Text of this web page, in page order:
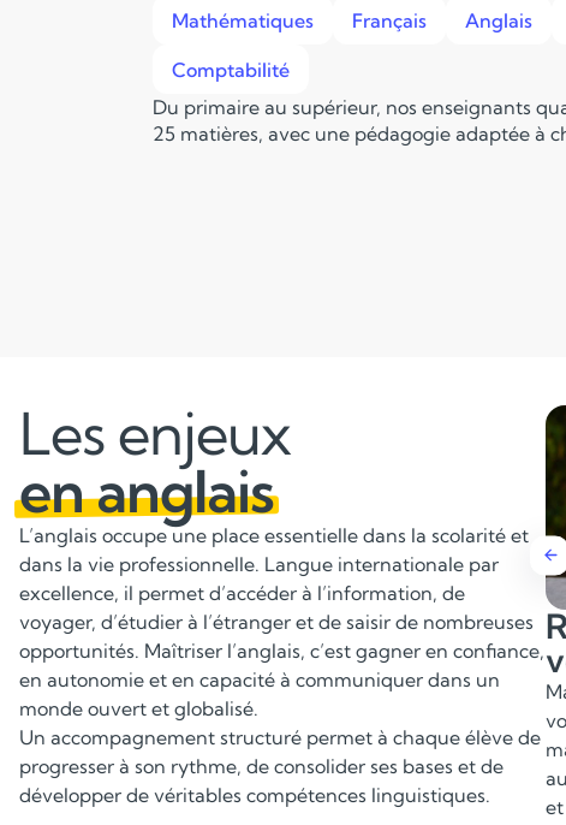
Mathématiques Français Anglais
Comptabilité
Du primaire au supérieur, nos enseignants
25 matières, avec une pédagogie adaptée à
Les enjeux
en anglais
L’anglais occupe une place essentielle dans la scolarité et
dans la vie professionnelle. Langue internationale par
excellence, il permet d’accéder à l’information, de
voyager, d’étudier à l’étranger et de saisir de nombreuses
opportunités. Maîtriser l’anglais, c’est gagner en confiance,
en autonomie et en capacité à communiquer dans un
monde ouvert et globalisé.
Un accompagnement structuré permet à chaque élève de
progresser à son rythme, de consolider ses bases et de
développer de véritables compétences linguistiques.
Renforcer la grammaire et le
vocabulaire
Maîtriser les structures grammaticales et disposer d’un
vocabulaire riche permet à l’élève de communiquer de
manière précise et correcte. Les exercices sont adaptés
au niveau de chacun pour consolider les fondamentaux
et faciliter l’expression écrite comme orale.